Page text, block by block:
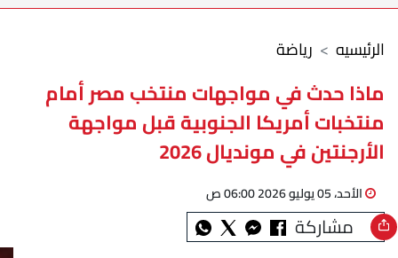
رياضة الرئيسيه
ماذا حدث في مواجهات منتخب مصر أمام
منتخبات أمريكا الجنوبية قبل مواجهة
الأرجنتين في مونديال 2026
الأحد، 05 يوليو 2026 06:00 ص
مشاركة